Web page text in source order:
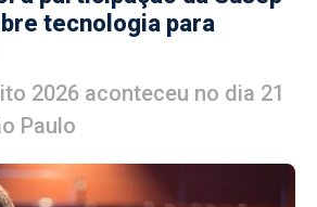
tecnologia para
2026 aconteceu no dia 21
Paulo